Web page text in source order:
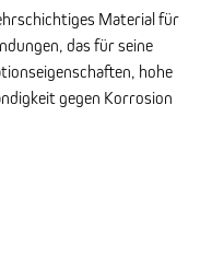
Material für
das für seine
hohe
gegen Korrosion